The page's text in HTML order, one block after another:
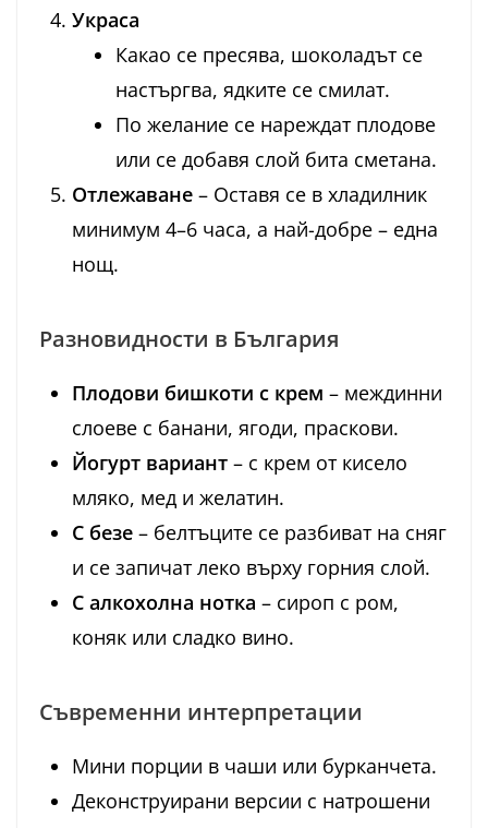
Украса
Какао се пресява, шоколадът се
настъргва, ядките се смилат.
По желание се нареждат плодове
или се добавя слой бита сметана.
Отлежаване – Оставя се в хладилник
минимум 4–6 часа, а най-добре – една
нощ.
Разновидности в България
Плодови бишкоти с крем – междинни
слоеве с банани, ягоди, праскови.
Йогурт вариант – с крем от кисело
мляко, мед и желатин.
С безе – белтъците се разбиват на сняг
и се запичат леко върху горния слой.
С алкохолна нотка – сироп с ром,
коняк или сладко вино.
Съвременни интерпретации
Мини порции в чаши или бурканчета.
Деконструирани версии с натрошени